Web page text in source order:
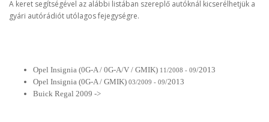
A keret segítségével az alábbi listában szereplő autóknál kicserélhetjük a
gyári autórádiót utólagos fejegységre.
Opel Insignia (0G-A / 0G-A/V / GMIK) 11/2008 - 09/2013
Opel Insignia (0G-A / GMIK) 03/2009 - 09/2013
Buick Regal 2009 ->